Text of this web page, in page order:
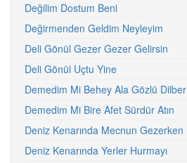
Değilim Dostum Beni
Değirmenden Geldim Neyleyim
Deli Gönül Gezer Gezer Gelirsin
Deli Gönül Uçtu Yine
Demedim Mi Behey Ala Gözlü Dilber
Demedim Mi Bire Afet Sürdür Atın
Deniz Kenarında Mecnun Gezerken
Deniz Kenarında Yerler Hurmayı